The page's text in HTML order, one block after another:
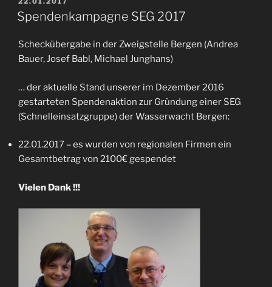
AM
Spendenkampagne SEG 2017
Scheckübergabe in der Zweigstelle Bergen (Andrea
Bauer, Josef Babl, Michael Junghans)
… der aktuelle Stand unserer im Dezember 2016
gestarteten Spendenaktion zur Gründung einer SEG
(Schnelleinsatzgruppe) der Wasserwacht Bergen:
22.01.2017 – es wurden von regionalen Firmen ein
Gesamtbetrag von 2100€ gespendet
Vielen Dank !!!